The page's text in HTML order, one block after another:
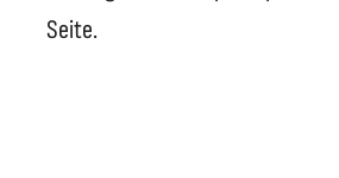
Seite.